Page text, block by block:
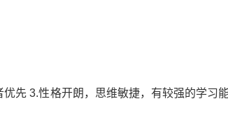
先 3.性格开朗，思维敏捷，有较强的学习